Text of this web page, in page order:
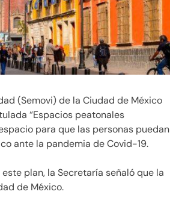
(Semovi) de la Ciudad de México
“Espacios peatonales
para que las personas puedan
ante la pandemia de Covid-19.
plan, la Secretaría señaló que la
de México.